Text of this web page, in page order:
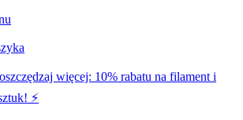
więcej: 10% rabatu na filament i
⚡️